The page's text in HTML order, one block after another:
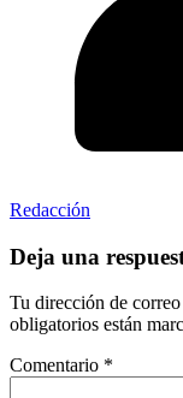
Redacción
Deja una
Tu dirección de
obligatorios están
Comentario *